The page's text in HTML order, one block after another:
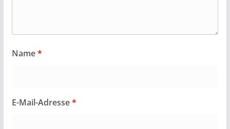
Name*
E-Mail-Adresse*